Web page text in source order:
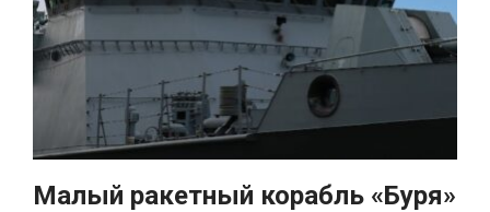
Малый ракетный корабль «Буря»